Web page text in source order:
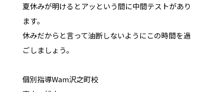
夏休みが明けるとアッという間に中間テストがあり
ます。
休みだからと言って油断しないようにこの時間を過
ごしましょう。
個別指導Wam沢之町校